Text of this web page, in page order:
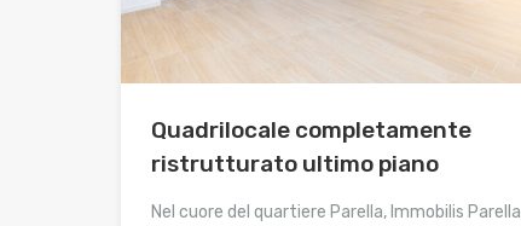
Quadrilocale completamente
ristrutturato ultimo piano
Nel cuore del quartiere Parella, Immobilis Parella